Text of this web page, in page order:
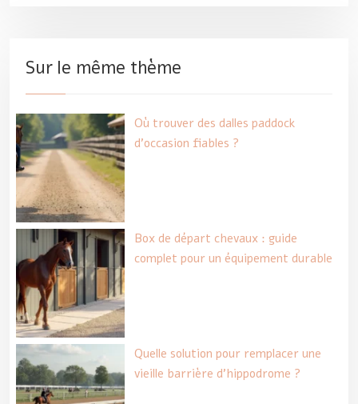
Sur le même thème
Où trouver des dalles paddock
d’occasion fiables ?
Box de départ chevaux : guide
complet pour un équipement durable
Quelle solution pour remplacer une
vieille barrière d’hippodrome ?